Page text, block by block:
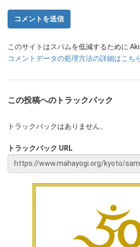
このサイトはスパムを低減するために
コメントデータの処理方法の詳細はこち
この投稿へのトラックバック
トラックバックはありません。
トラックバック URL